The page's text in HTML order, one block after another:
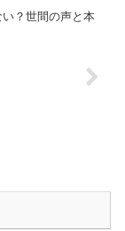
？世間の声と本